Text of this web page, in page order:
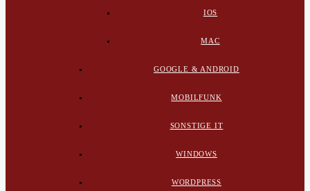
IOS
MAC
GOOGLE & ANDROID
MOBILFUNK
SONSTIGE IT
WINDOWS
WORDPRESS